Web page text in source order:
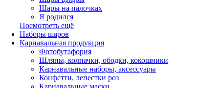
Шары на палочках
Я родился
Посмотреть ещё
Наборы шаров
Карнавальная продукция
Фотобутафория
Шляпы, колпачки, ободки, кокошники
Карнавальные наборы, аксессуары
Конфетти, лепестки роз
Карнавальные маски